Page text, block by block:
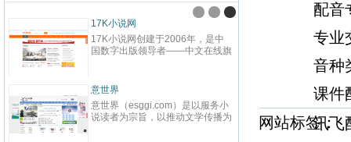
17K小说网
17K小说网创建于2006年，是中
国数字出版领导者——中文在线旗
代码：300364）2000年成立于清
华大学，为中国数字出版的开创者
之一，也是全球最大的中文数字出
版机构之一，于2015年1月21日
意世界
意世界（esggi.com）是以服务小
说读者为宗旨，以推动文学传播为
配音
专业
音种
课件
网站标签
讯飞